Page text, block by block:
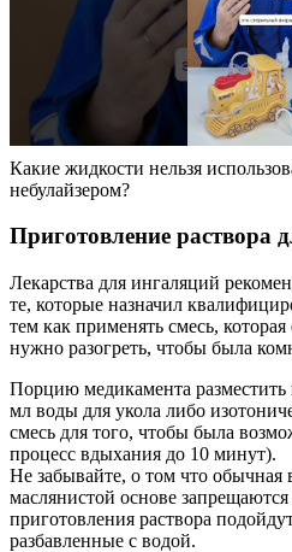
Какие жидкости нельзя
небулайзером?
Приготовление раствора
Лекарства для ингаляций
те, которые назначил
тем как применять смесь,
нужно разогреть, чтобы была
Порцию медикамента разместить
мл воды для укола либо
смесь для того, чтобы была
процесс вдыхания до 10 минут).
Не забывайте, о том что обычная
маслянистой основе
приготовления раствора
разбавленные с водой.